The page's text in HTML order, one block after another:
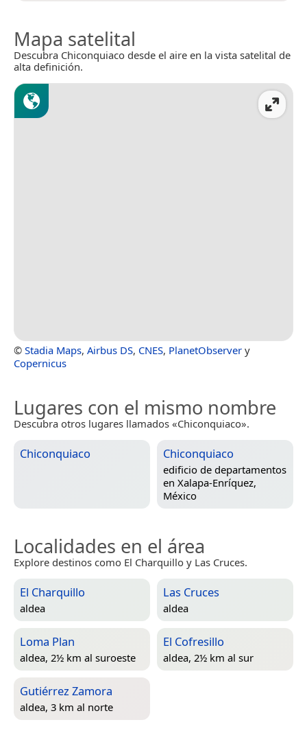
Mapa satelital
Descubra Chiconquiaco desde el aire en la vista satelital de
alta definición.
© Stadia Maps, Airbus DS, CNES, PlanetObserver y
Copernicus
Lugares con el mismo nombre
Descubra otros lugares llamados «Chiconquiaco».
Chiconquiaco Chiconquiaco
edificio de departamentos
en Xalapa-Enríquez,
México
Localidades en el área
Explore destinos como El Charquillo y Las Cruces.
El Charquillo
aldea
Las Cruces
aldea
Loma Plan
aldea, 2½ km al suroeste
El Cofresillo
aldea, 2½ km al sur
Gutiérrez Zamora
aldea, 3 km al norte